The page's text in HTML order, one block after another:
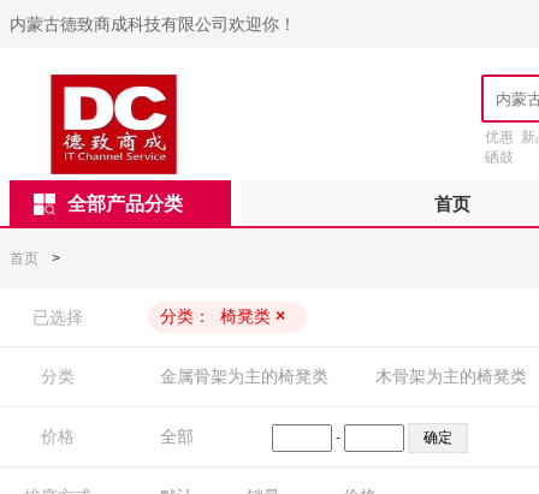
内蒙古德致商成科技有限公司欢迎你！
优惠 新
硒鼓
全部产品分类 首页
首页 >
已选择 分类： 椅凳类 ×
分类 金属骨架为主的椅凳类 木骨架为主的椅凳类
价格 全部 -